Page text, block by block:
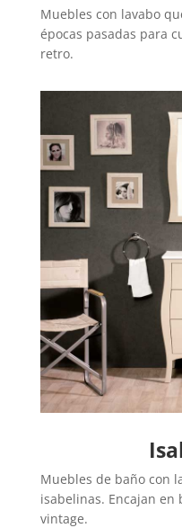
Muebles con lavabo
épocas pasadas para
retro.
Muebles de baño con
isabelinas. Encajan en
vintage.